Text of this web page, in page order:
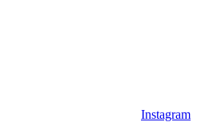
Instagram